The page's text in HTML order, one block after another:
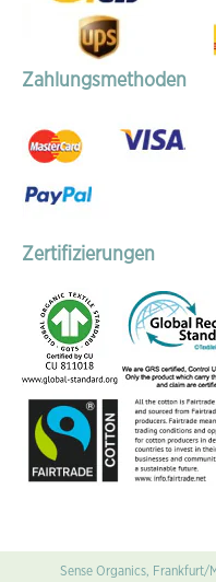
Zahlungsmethoden
Zertifizierungen
Sense Organics, Frankfurt/